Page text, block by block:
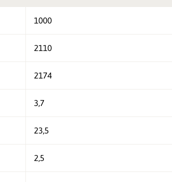
1000
2110
2174
3,7
23,5
2,5